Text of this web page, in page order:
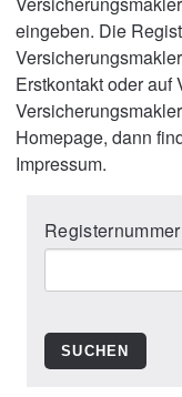
eingeben. Die
Erstkontakt oder auf
Homepage, dann
Impressum.
Registernummer
SUCHEN